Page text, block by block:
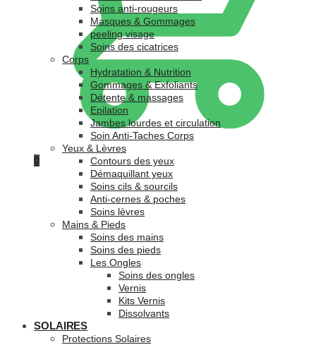
0
Soins anti-rougeurs
Masques & Gommages
peeling visage
Soins des cicatrices
Corps
Hydratation & Nutrition
Gommages & Exfoliants
Détente & massages
Epilation
Jambes lourdes et circulation
Soin Anti-Taches Corps
Yeux & Lèvres
Contours des yeux
Démaquillant yeux
Soins cils & sourcils
Anti-cernes & poches
Soins lèvres
Mains & Pieds
Soins des mains
Soins des pieds
Les Ongles
Soins des ongles
Vernis
Kits Vernis
Dissolvants
SOLAIRES
Protections Solaires